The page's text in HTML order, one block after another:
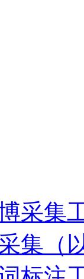
采集
集（